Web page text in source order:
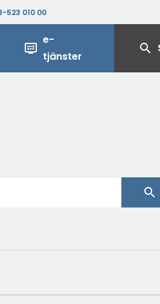
523 010 00
display_settings
e-
tjänster
search
search